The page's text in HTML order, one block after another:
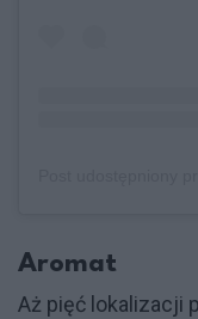
Aromat
Aż pięć lokalizacji